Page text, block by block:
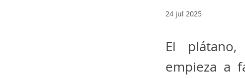
24 jul 2025
El
empieza a